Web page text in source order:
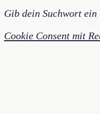
Gib dein Suchwort ein
Cookie Consent mit